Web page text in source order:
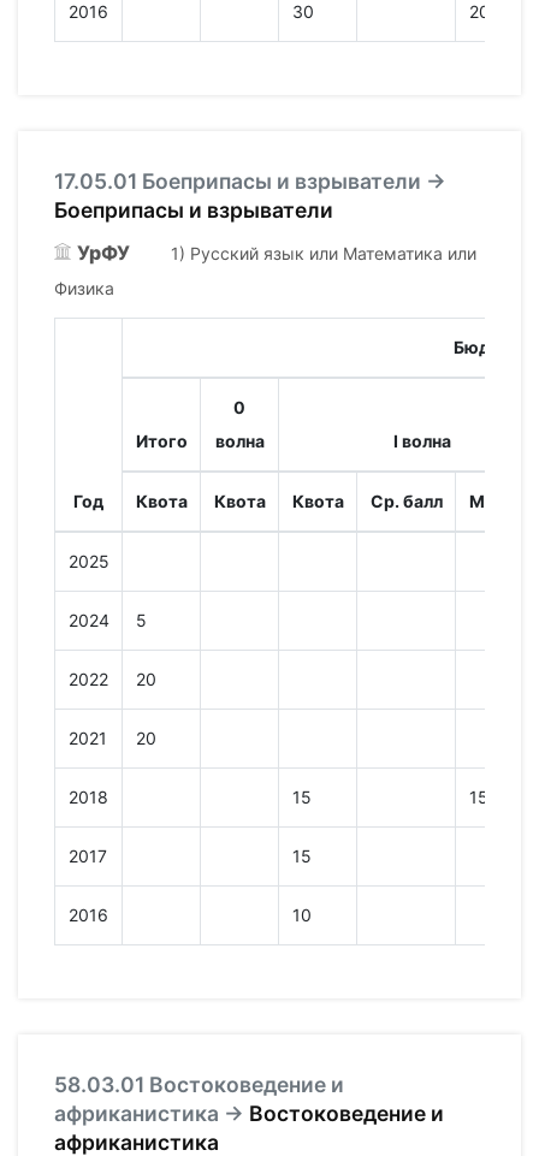
2016 30 202
17.05.01 Боеприпасы и взрыватели →
Боеприпасы и взрыватели
УрФУ
1) Русский язык или Математика или
Физика
Год
Бюджет
Итого
0
волна
I волна
Квота Квота Квота Ср. балл Мин.
2025
2024 5
2022 20
2021 20
2018 15 151
2017 15
2016 10
58.03.01 Востоковедение и
африканистика → Востоковедение и
африканистика